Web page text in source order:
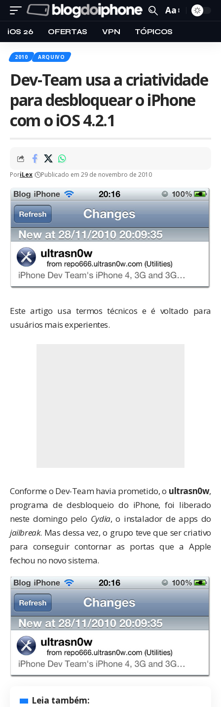
Aa
iOS 26 OFERTAS VPN TÓPICOS
2010 ARQUIVO
Dev-Team usa a criatividade
para desbloquear o iPhone
com o iOS 4.2.1
PoriLex Publicado em 29 de novembro de 2010
Este artigo usa termos técnicos e é voltado para
usuários mais experientes.
Conforme o Dev-Team havia prometido, o ultrasn0w,
programa de desbloqueio do iPhone, foi liberado
neste domingo pelo Cydia, o instalador de apps do
jailbreak. Mas dessa vez, o grupo teve que ser criativo
para conseguir contornar as portas que a Apple
fechou no novo sistema.
Leia também: